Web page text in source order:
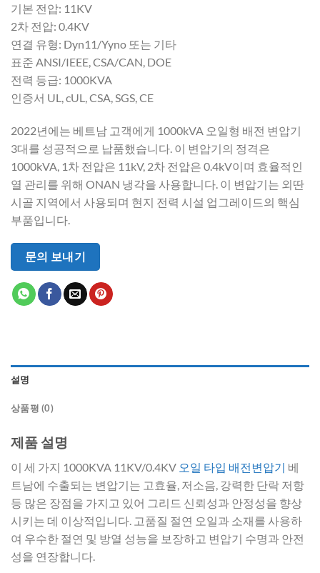
기본 전압: 11KV
2차 전압: 0.4KV
연결 유형: Dyn11/Yyno 또는 기타
표준 ANSI/IEEE, CSA/CAN, DOE
전력 등급: 1000KVA
인증서 UL, cUL, CSA, SGS, CE
2022년에는 베트남 고객에게 1000kVA 오일형 배전 변압기
3대를 성공적으로 납품했습니다. 이 변압기의 정격은
1000kVA, 1차 전압은 11kV, 2차 전압은 0.4kV이며 효율적인
열 관리를 위해 ONAN 냉각을 사용합니다. 이 변압기는 외딴
시골 지역에서 사용되며 현지 전력 시설 업그레이드의 핵심
부품입니다.
문의 보내기
설명
상품평 (0)
제품 설명
이 세 가지 1000KVA 11KV/0.4KV 오일 타입 배전변압기 베
트남에 수출되는 변압기는 고효율, 저소음, 강력한 단락 저항
등 많은 장점을 가지고 있어 그리드 신뢰성과 안정성을 향상
시키는 데 이상적입니다. 고품질 절연 오일과 소재를 사용하
여 우수한 절연 및 방열 성능을 보장하고 변압기 수명과 안전
성을 연장합니다.